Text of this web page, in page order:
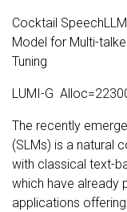
Cocktail
Model for Multi-
Tuning
LUMI-G
The recently
(SLMs) is a natural
with classical text-
which have already
applications